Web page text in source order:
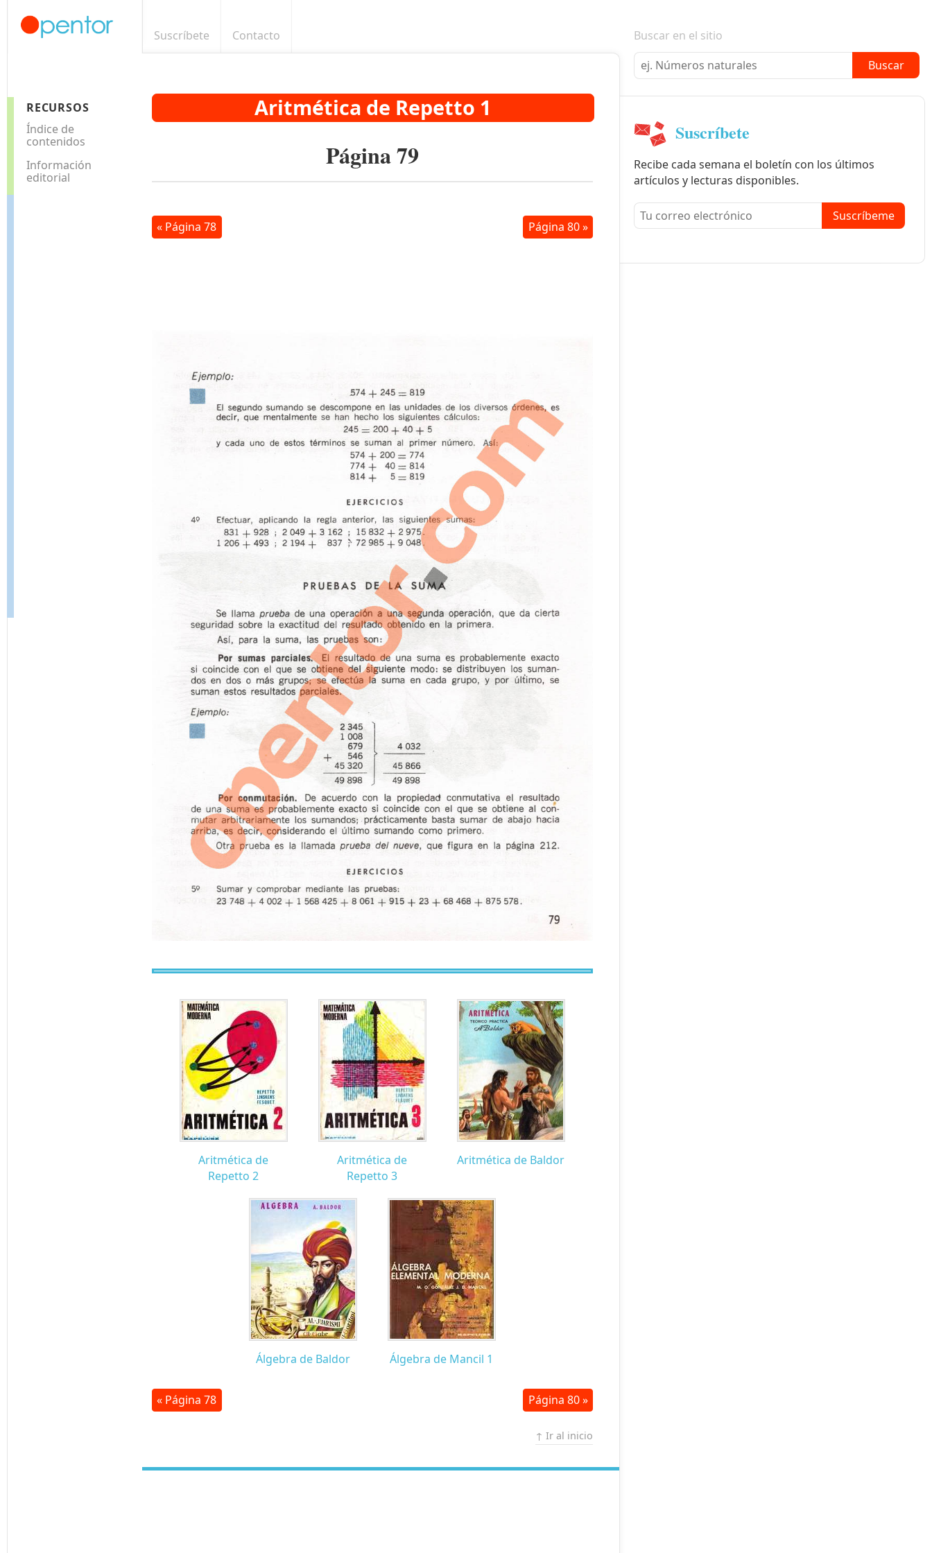
Suscríbete Contacto Boletín informativo
RECURSOS
Índice de
contenidos
Información
editorial
Aritmética de Repetto 1
Página 79
« Página 78 Página 80 »
Aritmética de
Repetto 2
Aritmética de
Repetto 3
Aritmética de Baldor
Álgebra de Baldor Álgebra de Mancil 1
« Página 78 Página 80 »
↑ Ir al inicio
Buscar en el sitio
Buscar
Suscríbete
Recibe cada semana el boletín con los últimos
artículos y lecturas disponibles.
Suscríbeme